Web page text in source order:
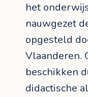
het
nauwgezet
opgesteld
Vlaanderen.
beschikken
didactische